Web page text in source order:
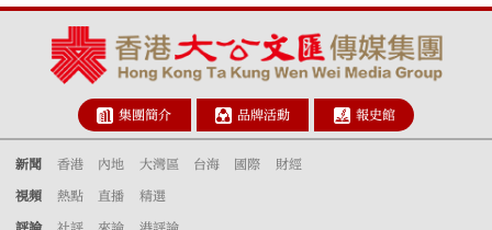
集團簡介 品牌活動 報史館
新聞 香港 內地 大灣區 台海 國際 財經
視頻 熱點 直播 精選